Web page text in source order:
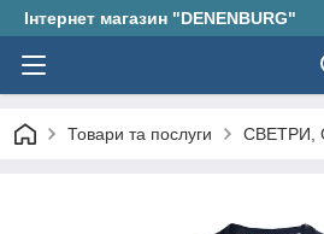
Інтернет магазин "DENENBURG"
Товари та послуги СВЕТРИ,